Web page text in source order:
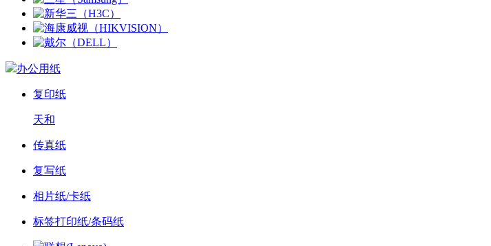
办公用纸
复印纸
天和
传真纸
复写纸
相片纸/卡纸
标签打印纸/条码纸